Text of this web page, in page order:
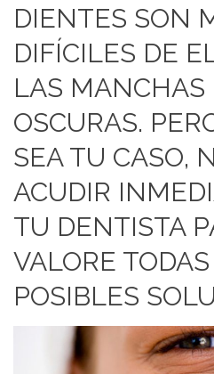
DIENTES SON
DIFÍCILES DE
LAS MANCHAS
OSCURAS.
SEA TU CASO,
ACUDIR
TU DENTISTA
VALORE
POSIBLES